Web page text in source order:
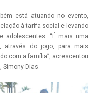
está atuando no evento,
à tarifa social e levando
adolescentes. “É mais uma
através do jogo, para mais
com a família”, acrescentou
Simony Dias.